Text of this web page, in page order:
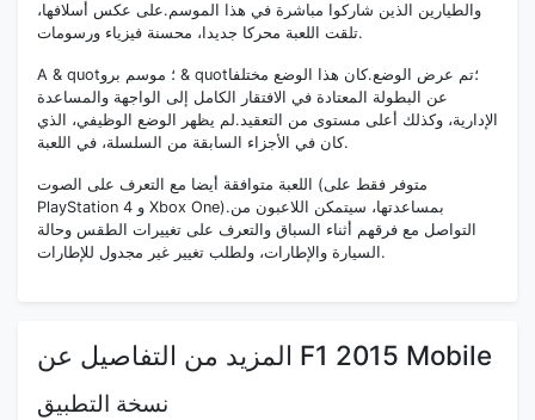
والطيارين الذين شاركوا مباشرة في هذا الموسم.على عكس أسلافها،
تلقت اللعبة محركا جديدا، محسنة فيزياء ورسومات.
A & quot؛ موسم برو & quot؛تم عرض الوضع.كان هذا الوضع مختلفا
عن البطولة المعتادة في الافتقار الكامل إلى الواجهة والمساعدة
الإدارية، وكذلك أعلى مستوى من التعقيد.لم يظهر الوضع الوظيفي، الذي
كان في الأجزاء السابقة من السلسلة، في اللعبة.
اللعبة متوافقة أيضا مع التعرف على الصوت (متوفر فقط على
PlayStation 4 و Xbox One).بمساعدتها، سيتمكن اللاعبون من
التواصل مع فرقهم أثناء السباق والتعرف على تغييرات الطقس وحالة
السيارة والإطارات، ولطلب تغيير غير مجدول للإطارات.
المزيد من التفاصيل عن F1 2015 Mobile
نسخة التطبيق